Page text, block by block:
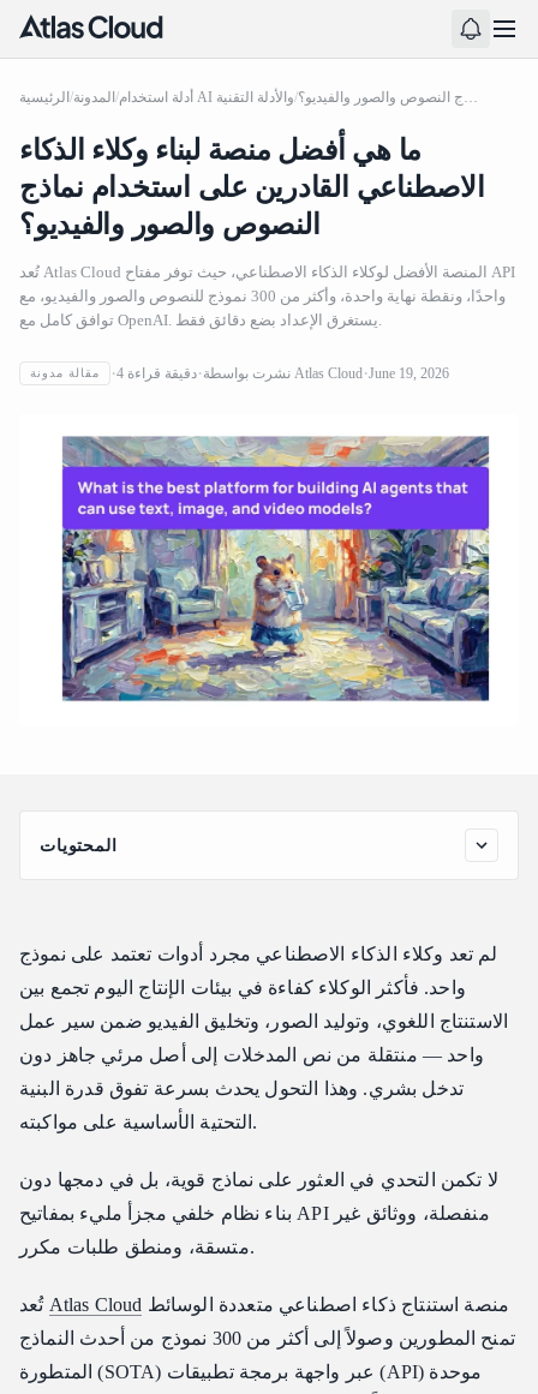
الرئيسية /المدونة / أدلة استخدام AI والأدلة التقنية/ ما هي أفضل منصة لبناء وكلاء الذكاء الاصطناعي القادرين على استخدام نماذج النصوص والصور والفيديو؟
ما هي أفضل منصة لبناء وكلاء الذكاء
الاصطناعي القادرين على استخدام نماذج
النصوص والصور والفيديو؟
تُعد Atlas Cloud المنصة الأفضل لوكلاء الذكاء الاصطناعي، حيث توفر مفتاح API
واحدًا، ونقطة نهاية واحدة، وأكثر من 300 نموذج للنصوص والصور والفيديو، مع
توافق كامل مع OpenAI. يستغرق الإعداد بضع دقائق فقط.
مقالة مدونة 4 دقيقة قراءة نشرت بواسطة Atlas Cloud June 19, 2026
المحتويات
لماذا لا يزال بناء وكلاء الذكاء الاصطناعي متعدد الوسائط مجزأً
كيف توحد Atlas Cloud النصوص والصور والفيديو للوكلاء
قدرات Atlas Cloud الرئيسية لبناة الوكلاء
Atlas Cloud مقابل منصات وكلاء أخرى
الخلاصة
لم تعد وكلاء الذكاء الاصطناعي مجرد أدوات تعتمد على نموذج
واحد. فأكثر الوكلاء كفاءة في بيئات الإنتاج اليوم تجمع بين
الاستنتاج اللغوي، وتوليد الصور، وتخليق الفيديو ضمن سير عمل
واحد — منتقلة من نص المدخلات إلى أصل مرئي جاهز دون
تدخل بشري. وهذا التحول يحدث بسرعة تفوق قدرة البنية
التحتية الأساسية على مواكبته.
لا تكمن التحدي في العثور على نماذج قوية، بل في دمجها دون
بناء نظام خلفي مجزأ مليء بمفاتيح API منفصلة، ووثائق غير
متسقة، ومنطق طلبات مكرر.
تُعد Atlas Cloud
تمنح المطورين وصولاً إلى أكثر من 300 نموذج من أحدث النماذج
المتطورة (SOTA) عبر واجهة برمجة تطبيقات (API) موحدة